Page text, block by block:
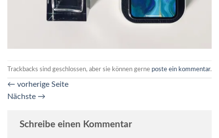
Trackbacks sind geschlossen, aber sie können gerne poste ein kommentar.
← vorherige Seite
Nächste →
Schreibe einen Kommentar